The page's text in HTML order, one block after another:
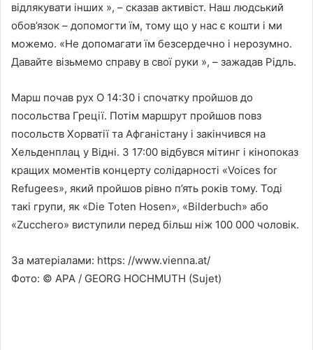
відлякувати інших », – сказав активіст. Наш людський
обов’язок – допомогти їм, тому що у нас є кошти і ми
можемо. «Не допомагати їм безсердечно і нерозумно.
Давайте візьмемо справу в свої руки », – зажадав Рідль.
Марш почав рух О 14:30 і спочатку пройшов до
посольства Греції. Потім маршрут пройшов повз
посольств Хорватії та Афганістану і закінчився на
Хельденплац у Відні. З 17:00 відбувся мітинг і кінопоказ
кращих моментів концерту солідарності «Voices for
Refugees», який пройшов рівно п’ять років тому. Тоді
такі групи, як «Die Toten Hosen», «Bilderbuch» або
«Zucchero» виступили перед більш ніж 100 000 чоловік.
За матеріалами: https: //www.vienna.at/
Фото: © APA / GEORG HOCHMUTH (Sujet)